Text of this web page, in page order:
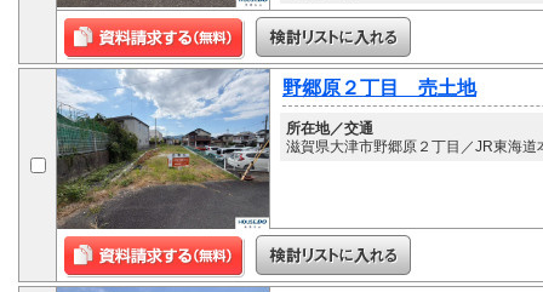
野郷原２丁目 売土地
所在地／交通
滋賀県大津市野郷原２丁目／JR東海道